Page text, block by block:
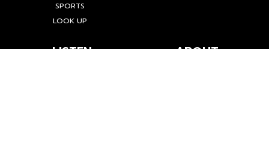
SPORTS
LOOK UP
LISTEN ABOUT